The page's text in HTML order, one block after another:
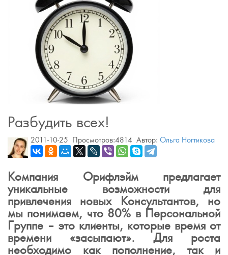
Разбудить всех!
2011-10-25 Просмотров:4814 Автор: Ольга Ногтикова
Компания Орифлэйм предлагает
уникальные возможности для
привлечения новых Консультантов, но
мы понимаем, что 80% в Персональной
Группе – это клиенты, которые время от
времени «засыпают». Для роста
необходимо как пополнение, так и